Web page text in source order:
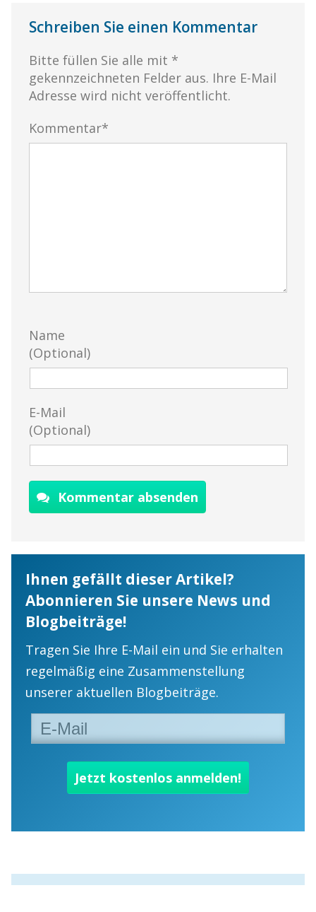
Schreiben Sie einen Kommentar
Bitte füllen Sie alle mit *
gekennzeichneten Felder aus. Ihre E-Mail
Adresse wird nicht veröffentlicht.
Kommentar*
Name
(Optional)
E-Mail
(Optional)
Kommentar absenden
Ihnen gefällt dieser Artikel?
Abonnieren Sie unsere News und
Blogbeiträge!
Tragen Sie Ihre E-Mail ein und Sie erhalten
regelmäßig eine Zusammenstellung
unserer aktuellen Blogbeiträge.